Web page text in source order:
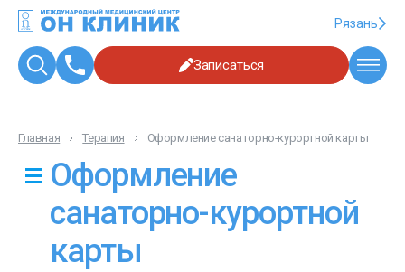
Рязань
Записаться
Главная Терапия Оформление санаторно-курортной карты
Оформление
санаторно-курортной
карты